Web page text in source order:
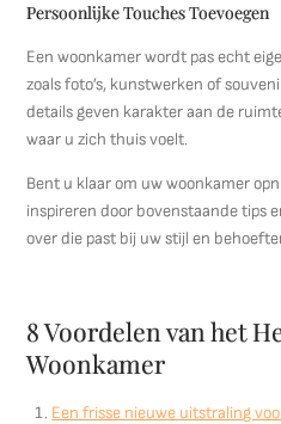
Persoonlijke Touches Toevoegen
Een woonkamer wordt pas echt
zoals foto’s, kunstwerken of
details geven karakter aan de
waar u zich thuis voelt.
Bent u klaar om uw woonkamer
inspireren door bovenstaande tips
over die past bij uw stijl en
8 Voordelen van het
Woonkamer
Een frisse nieuwe uitstraling